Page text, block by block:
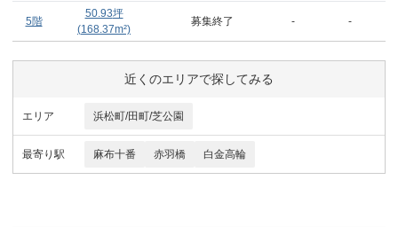
5階
50.93坪
(168.37m²)
募集終了 - -
近くのエリアで探してみる
エリア 浜松町/田町/芝公園
最寄り駅 麻布十番 赤羽橋 白金高輪